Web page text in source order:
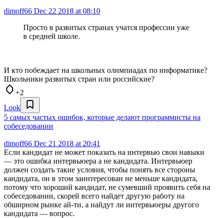
dimoff66 Dec 22 2018 at 08:10
Просто в развитых странах учатся профессии уже
в средней школе.
И кто побеждает на школьных олимпиадах по информатике?
Школьники развитых стран или российские?
+2
Look
5 самых частых ошибок, которые делают программисты на
собеседовании
dimoff66 Dec 21 2018 at 20:41
Если кандидат не может показать на интервью свои навыки
— это ошибка интервьюера а не кандидата. Интервьюер
должен создать такие условия, чтобы понять все стороны
кандидата, он в этом заинтересован не меньше кандидата,
потому что хороший кандидат, не сумевший проявить себя на
собеседовании, скорей всего найдет другую работу на
обширном рынке ай-ти, а найдут ли интервьюеры другого
кандидата — вопрос.